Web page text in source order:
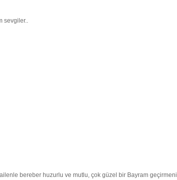
sevgiler..
bereber huzurlu ve mutlu, çok güzel bir Bayram geçirmeni